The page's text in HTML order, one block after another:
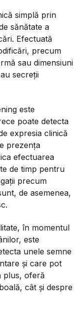
simplă prin
sănătate a
Efectuată
precum
sau dimensiuni
secreții
este
poate detecta
expresia clinică
prezența
efectuarea
de timp pentru
precum
de asemenea,
în momentul
este
unele semne
și care pot
plus, oferă
cât și despre